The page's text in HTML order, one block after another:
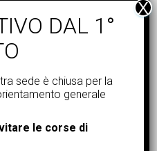
Abilitanti ex art.13
Sessione Straordinaria A.A.
sede è chiusa per la
generale
le corse di